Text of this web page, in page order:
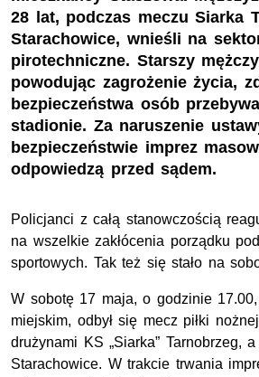
28 lat, podczas meczu Siarka
Starachowice, wnieśli na
pirotechniczne. Starszy
powodując zagrożenie życia,
bezpieczeństwa osób
stadionie. Za naruszenie
bezpieczeństwie imprez
odpowiedzą przed sądem.
Policjanci z całą stanowczością
na wszelkie zakłócenia porządku
sportowych. Tak też się stało na
W sobotę 17 maja, o godzinie
miejskim, odbył się mecz piłki
drużynami KS „Siarka” Tarnobrzeg,
Starachowice. W trakcie trwania